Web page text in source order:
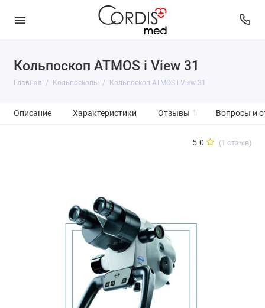
Кольпоскоп ATMOS i View 31
Главная Кольпоскопы Кольпоскоп ATMOS i View 31
Описание Характеристики Отзывы 1 Вопросы и
5.0 (1 отзыв)